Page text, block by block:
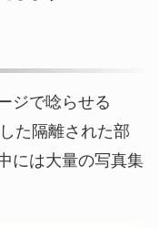
ジで唸らせる
た隔離された部
には大量の写真集